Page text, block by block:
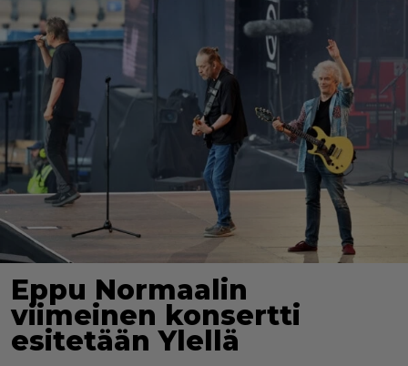
Eppu Normaalin
viimeinen konsertti
esitetään Ylellä